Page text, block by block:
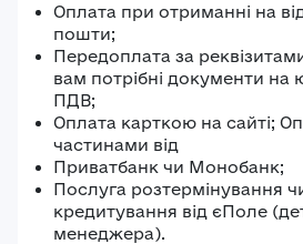
Оплата при отриманні на
пошти;
Передоплата за
вам потрібні документи на
ПДВ;
Оплата карткою на сайті;
частинами від
Приватбанк чи Монобанк;
Послуга розтермінування
кредитування від єПоле
менеджера).